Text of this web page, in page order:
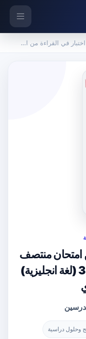
من امتحان منتصف العام الدراسي مقرر إنج 301 (لغة انجليزية) الثالث الثانوي
امتحان منتصف
العام الدراسي مقرر إنج 301 (لغة انجليزية)
وحلول دراسية